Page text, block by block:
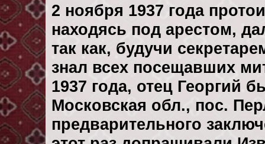
2 ноября 1937 года
находясь под арестом,
так как, будучи
знал всех посещавших
1937 года, отец Георгий
Московская обл., пос.
предварительного